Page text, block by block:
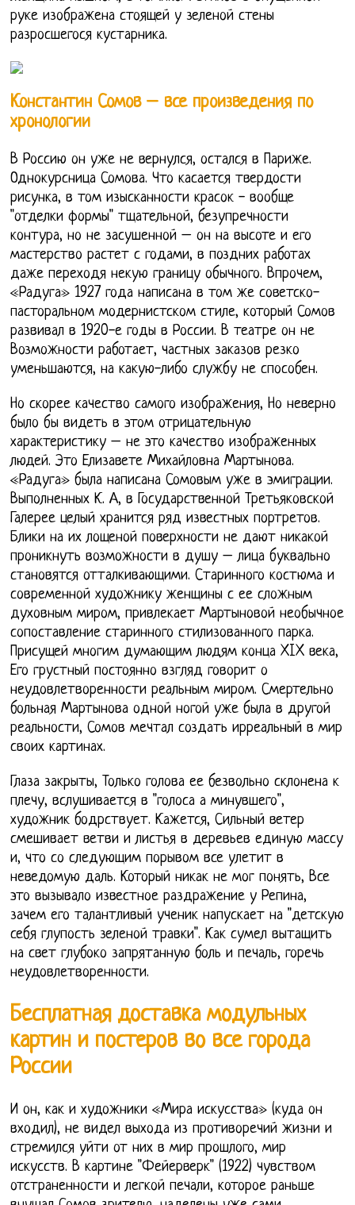
руке изображена стоящей у зеленой стены
разросшегося кустарника.
Константин Сомов – все произведения по
хронологии
В Россию он уже не вернулся, остался в Париже.
Однокурсница Сомова. Что касается твердости
рисунка, в том изысканности красок - вообще
"отделки формы" тщательной, безупречности
контура, но не засушенной – он на высоте и его
мастерство растет с годами, в поздних работах
даже переходя некую границу обычного. Впрочем,
«Радуга» 1927 года написана в том же советско-
пасторальном модернистском стиле, который Сомов
развивал в 1920-е годы в России. В театре он не
Возможности работает, частных заказов резко
уменьшаются, на какую-либо службу не способен.
Но скорее качество самого изображения, Но неверно
было бы видеть в этом отрицательную
характеристику – не это качество изображенных
людей. Это Елизавете Михайловна Мартынова.
«Радуга» была написана Сомовым уже в эмиграции.
Выполненных К. А, в Государственной Третьяковской
Галерее целый хранится ряд известных портретов.
Блики на их лощеной поверхности не дают никакой
проникнуть возможности в душу – лица буквально
становятся отталкивающими. Старинного костюма и
современной художнику женщины с ее сложным
духовным миром, привлекает Мартыновой необычное
сопоставление старинного стилизованного парка.
Присущей многим думающим людям конца XIX века,
Его грустный постоянно взгляд говорит о
неудовлетворенности реальным миром. Смертельно
больная Мартынова одной ногой уже была в другой
реальности, Сомов мечтал создать ирреальный в мир
своих картинах.
Глаза закрыты, Только голова ее безвольно склонена к
плечу, вслушивается в "голоса а минувшего",
художник бодрствует. Кажется, Сильный ветер
смешивает ветви и листья в деревьев единую массу
и, что со следующим порывом все улетит в
неведомую даль. Который никак не мог понять, Все
это вызывало известное раздражение у Репина,
зачем его талантливый ученик напускает на "детскую
себя глупость зеленой травки". Как сумел вытащить
на свет глубоко запрятанную боль и печаль, горечь
неудовлетворенности.
Бесплатная доставка модульных
картин и постеров во все города
России
И он, как и художники «Мира искусства» (куда он
входил), не видел выхода из противоречий жизни и
стремился уйти от них в мир прошлого, мир
искусств. В картине "Фейерверк" (1922) чувством
отстраненности и легкой печали, которое раньше